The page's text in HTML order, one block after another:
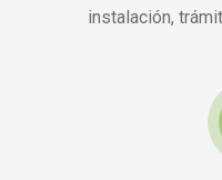
instalación,